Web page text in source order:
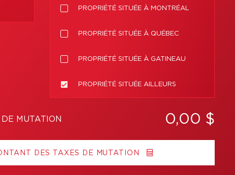
PROPRIÉTÉ SITUÉE À MONTRÉAL
PROPRIÉTÉ SITUÉE À QUÉBEC
PROPRIÉTÉ SITUÉE À GATINEAU
PROPRIÉTÉ SITUÉE AILLEURS
MUTATION 0,00 $
DES TAXES DE MUTATION